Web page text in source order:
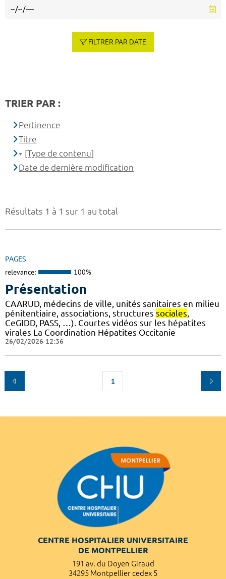
Résultats 1 à 1 sur 1 au total
PAGES
relevance: 100%
Présentation
CAARUD, médecins de ville, unités sanitaires en milieu
pénitentiaire, associations, structures sociales
CeGIDD, PASS, …). Courtes vidéos sur les hépatites
virales La Coordination Hépatites Occitanie
26/02/2026 12:36
1
FILTRER PAR DATE
TRIER PAR :
Pertinence
Titre
[Type de contenu]
Date de dernière modification
CENTRE HOSPITALIER UNIVERSITAIRE
DE MONTPELLIER
191 av. du Doyen Giraud
34295 Montpellier cedex 5